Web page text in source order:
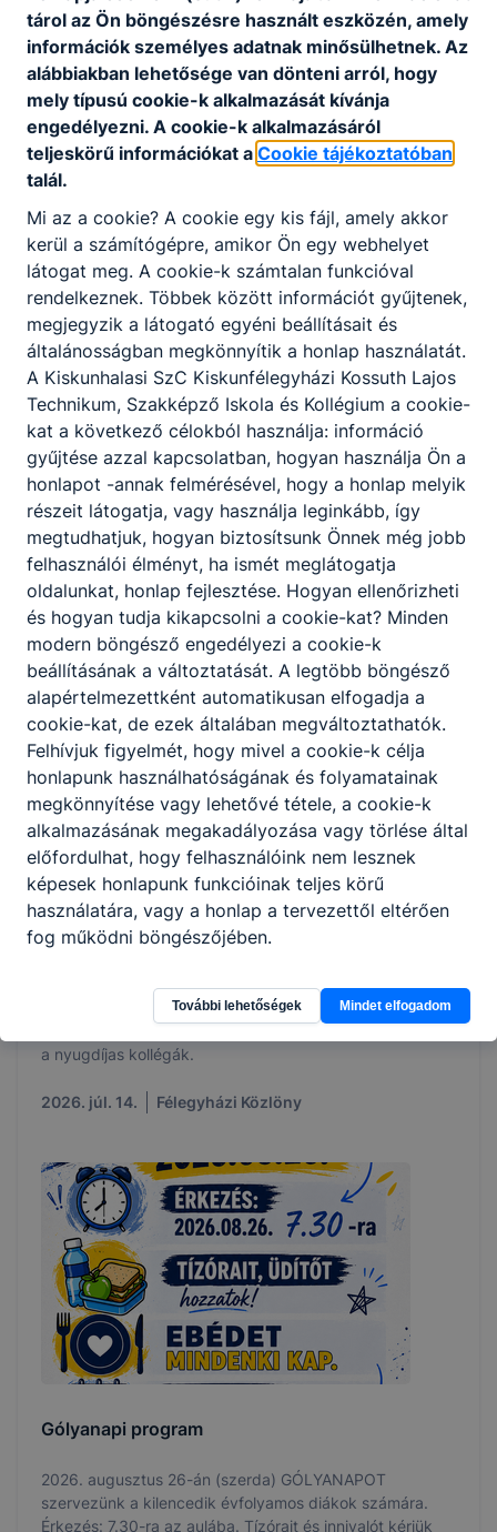
KAPCSOLÓDÓ HÍREK
Köszönet testnevelő kollégáinknak
Köszönjük iskolánk testnevelésszakos kollégáinak, Tóth
Fodor Anett, Fliszárné Mihály Dóra, Sallai Krisztián és
Ladányi István kollégáknak, hogy részt vettek a
Rotaract Kecskemét által Jászszentlászlón szervezett
Ötpróba Down Táborban.
2026. júl. 22.
Kürtösi József
a nyugdíjas kollégák.
2026. júl. 14. Félegyházi Közlöny
Gólyanapi program
2026. augusztus 26-án (szerda) GÓLYANAPOT
szervezünk a kilencedik évfolyamos diákok számára.
Érkezés: 7.30-ra az aulába. Tízórait és innivalót kérjük
tárol az Ön böngészésre használt eszközén, amely
információk személyes adatnak minősülhetnek. Az
alábbiakban lehetősége van dönteni arról, hogy
mely típusú cookie-k alkalmazását kívánja
engedélyezni. A cookie-k alkalmazásáról
teljeskörű információkat a Cookie tájékoztatóban
talál.
Mi az a cookie? A cookie egy kis fájl, amely akkor
kerül a számítógépre, amikor Ön egy webhelyet
látogat meg. A cookie-k számtalan funkcióval
rendelkeznek. Többek között információt gyűjtenek,
megjegyzik a látogató egyéni beállításait és
általánosságban megkönnyítik a honlap használatát.
A Kiskunhalasi SzC Kiskunfélegyházi Kossuth Lajos
Technikum, Szakképző Iskola és Kollégium a cookie-
kat a következő célokból használja: információ
gyűjtése azzal kapcsolatban, hogyan használja Ön a
honlapot -annak felmérésével, hogy a honlap melyik
részeit látogatja, vagy használja leginkább, így
megtudhatjuk, hogyan biztosítsunk Önnek még jobb
felhasználói élményt, ha ismét meglátogatja
oldalunkat, honlap fejlesztése. Hogyan ellenőrizheti
és hogyan tudja kikapcsolni a cookie-kat? Minden
modern böngésző engedélyezi a cookie-k
beállításának a változtatását. A legtöbb böngésző
alapértelmezettként automatikusan elfogadja a
cookie-kat, de ezek általában megváltoztathatók.
Felhívjuk figyelmét, hogy mivel a cookie-k célja
honlapunk használhatóságának és folyamatainak
megkönnyítése vagy lehetővé tétele, a cookie-k
alkalmazásának megakadályozása vagy törlése által
előfordulhat, hogy felhasználóink nem lesznek
képesek honlapunk funkcióinak teljes körű
használatára, vagy a honlap a tervezettől eltérően
fog működni böngészőjében.
További lehetőségek Mindet elfogadom